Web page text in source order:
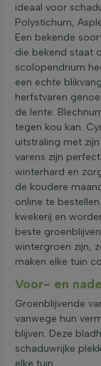
ideaal voor
Polystichum,
Een bekende
die bekend staat
scolopendrium
een echte
herfstvaren
de lente.
tegen kou kan.
uitstraling met
varens zijn
winterhard en
de koudere
online te
kwekerij en
beste
wintergroen zijn,
maken elke tuin
Voor- en
Groenblijvende
vanwege hun
blijven. Deze
schaduwrijke
elke tuin.